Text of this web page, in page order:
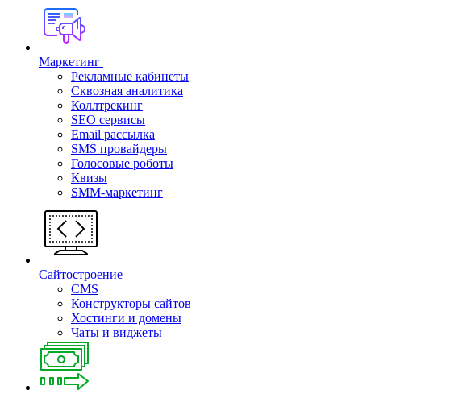
Маркетинг
Рекламные кабинеты
Cквозная аналитика
Коллтрекинг
SEO сервисы
Email расcылка
SMS провайдеры
Голосовые роботы
Квизы
SMM-маркетинг
Сайтостроение
CMS
Конструкторы сайтов
Хостинги и домены
Чаты и виджеты